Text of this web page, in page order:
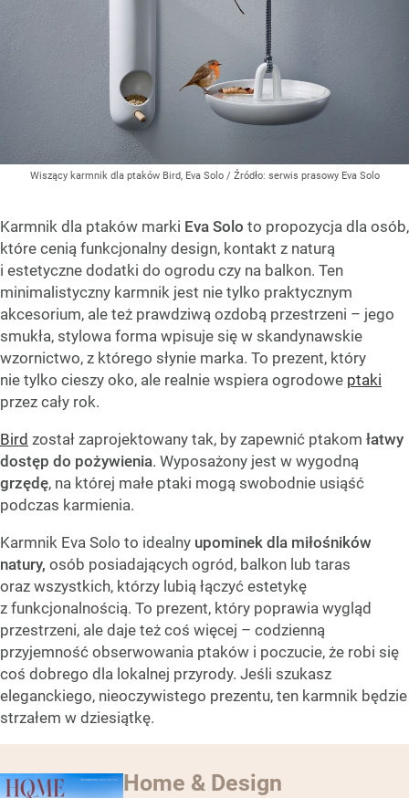
Wiszący karmnik dla ptaków Bird, Eva Solo / Źródło: serwis prasowy Eva Solo
Karmnik dla ptaków marki Eva Solo to propozycja dla osób,
które cenią funkcjonalny design, kontakt z naturą
i estetyczne dodatki do ogrodu czy na balkon. Ten
minimalistyczny karmnik jest nie tylko praktycznym
akcesorium, ale też prawdziwą ozdobą przestrzeni – jego
smukła, stylowa forma wpisuje się w skandynawskie
wzornictwo, z którego słynie marka. To prezent, który
nie tylko cieszy oko, ale realnie wspiera ogrodowe ptaki
przez cały rok.
Bird został zaprojektowany tak, by zapewnić ptakom łatwy
dostęp do pożywienia. Wyposażony jest w wygodną
grzędę, na której małe ptaki mogą swobodnie usiąść
podczas karmienia.
Karmnik Eva Solo to idealny upominek dla miłośników
natury, osób posiadających ogród, balkon lub taras
oraz wszystkich, którzy lubią łączyć estetykę
z funkcjonalnością. To prezent, który poprawia wygląd
przestrzeni, ale daje też coś więcej – codzienną
przyjemność obserwowania ptaków i poczucie, że robi się
coś dobrego dla lokalnej przyrody. Jeśli szukasz
eleganckiego, nieoczywistego prezentu, ten karmnik będzie
strzałem w dziesiątkę.
Home & Design